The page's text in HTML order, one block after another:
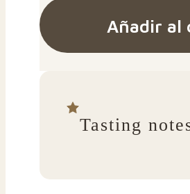
Añadir al
Tasting